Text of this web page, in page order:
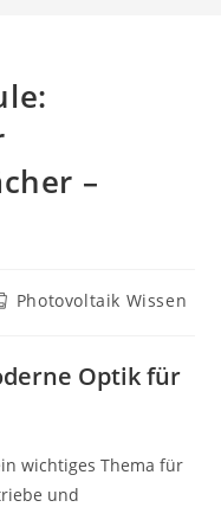
–
Photovoltaik Wissen
Optik für
wichtiges Thema für
und